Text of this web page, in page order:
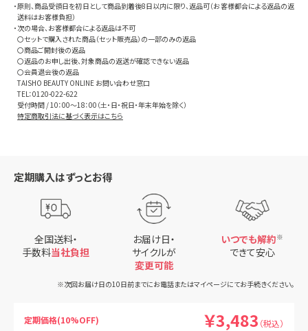
・原則、商品受領日を初日として商品到着後8日以内に限り、返品可（お客様都合による返品の返
送料はお客様負担）
・次の場合、お客様都合による返品は不可
〇セットで購入された商品（セット販売品）の一部のみの返品
〇商品ご開封後の返品
〇返品のお申し出後、対象商品の返送が確認できない返品
〇会員退会後の返品
TAISHO BEAUTY ONLINE お問い合わせ窓口
TEL：0120-022-622
受付時間 / 10：00～18：00（土・日・祝日・年末年始を除く）
特定商取引法に基づく表示はこちら
定期購入はずっとお得
全国送料・
手数料当社負担
お届け日・
サイクルが
変更可能
いつでも解約※
できて安心
※次回お届け日の10日前までにお電話またはマイページにてお手続きください。
定期価格(10%OFF) ￥3,483 （税込）